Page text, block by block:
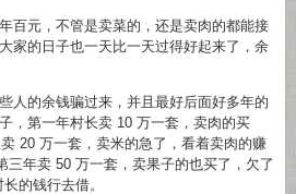
百元，不管是卖菜的，还是卖肉的都能接
家的日子也一天比一天过得好起来了，余
人的余钱骗过来，并且最好后面好多年的
，第一年村长卖 10 万一套，卖肉的买
20 万一套，卖米的急了，看着卖肉的赚
三年卖 50 万一套，卖果子的也买了，欠了
的钱行去借。